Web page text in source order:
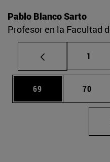
Pablo Blanco Sarto
Profesor en la Facultad
Página
1
Página
69 Página
70